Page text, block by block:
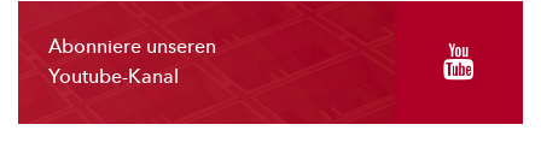
Abonniere unseren
Youtube-Kanal